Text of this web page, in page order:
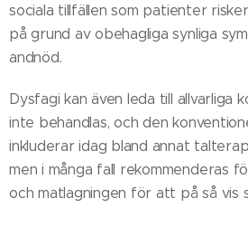
sociala tillfällen som patienter
på grund av obehagliga synliga
andnöd.
Dysfagi kan även leda till allvarliga
inte behandlas, och den
inkluderar idag bland annat
men i många fall rekommenderas
och matlagningen för att på så vis